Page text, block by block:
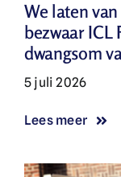
We laten
bezwaar ICL
dwangsom
5 juli 2026
Lees meer